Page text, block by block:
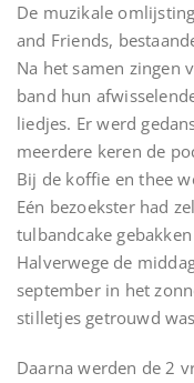
De muzikale
and Friends,
Na het samen zingen
band hun
liedjes. Er werd
meerdere keren de
Bij de koffie en thee
Eén bezoekster had
tulbandcake
Halverwege de
september in het
stilletjes getrouwd
Daarna werden de 2